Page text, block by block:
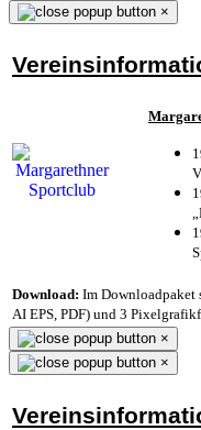
×
Download: Im Downloadpaket
AI EPS, PDF) und 3
×
×